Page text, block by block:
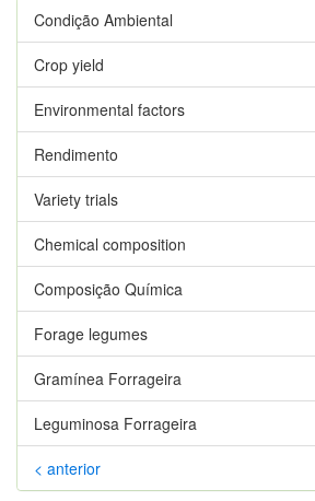
Condição Ambiental
Crop yield
Environmental factors
Rendimento
Variety trials
Chemical composition
Composição Química
Forage legumes
Gramínea Forrageira
Leguminosa Forrageira
< anterior